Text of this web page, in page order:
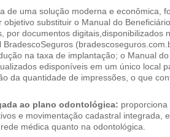
de uma solução moderna e econômica,
objetivo substituir o Manual do
por documentos digitais,disponibilizados
BradescoSeguros
na taxa de implantação; o Manual
edisponíveis em um único local
da quantidade de impressões, o que
ao plano odontológica:
e movimentação cadastral integrada,
médica quanto na odontológica.